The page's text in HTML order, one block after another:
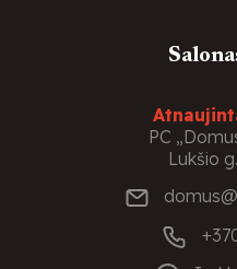
PC
Lukšio